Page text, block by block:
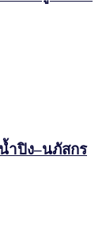
ำปิง–นภัสกร